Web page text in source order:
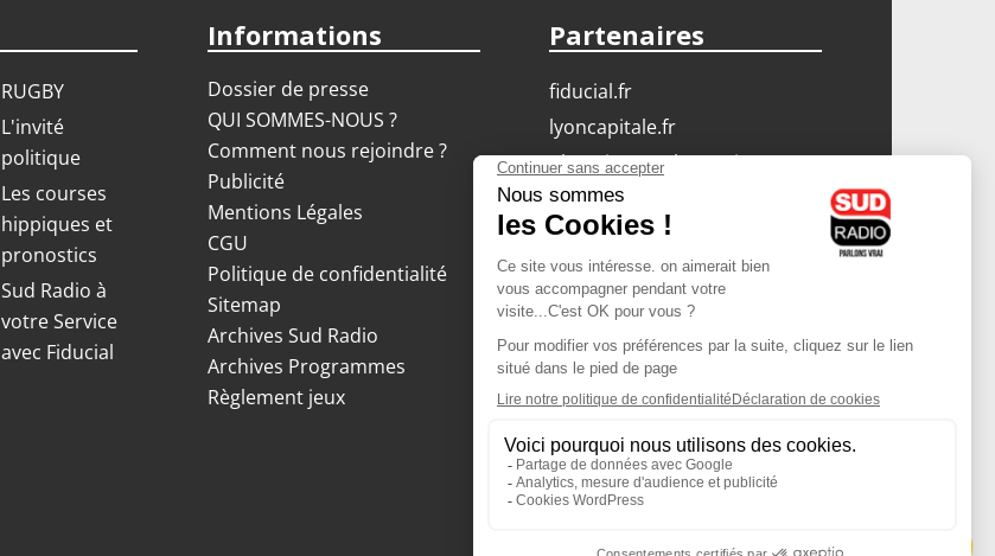
RUGBY
L'invité
politique
Les courses
hippiques et
pronostics
Sud Radio à
votre Service
avec Fiducial
Informations
Dossier de presse
QUI SOMMES-NOUS ?
Comment nous rejoindre ?
Publicité
Mentions Légales
CGU
Politique de confidentialité
Sitemap
Archives Sud Radio
Archives Programmes
Règlement jeux
Partenaires
fiducial.fr
lyoncapitale.fr
olympique-et-lyonnais.com
L'application Iphone
/ Android
Téléchargez l'application
Les cookies
Gestion des cookies